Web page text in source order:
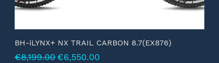
BH-iLYNX+ NX TRAIL CARBON 8.7(EX876)
Normale prijs
€8,199.00 Verkoopprijs
€6,550.00